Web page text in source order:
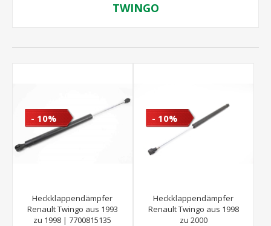
TWINGO
- 10%
Heckklappendämpfer
Renault Twingo aus 1993
zu 1998 | 7700815135
- 10%
Heckklappendämpfer
Renault Twingo aus 1998
zu 2000